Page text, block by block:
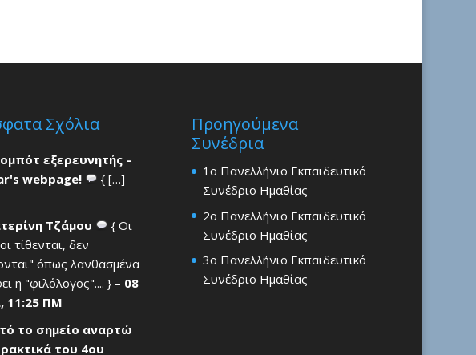
Σχόλια
εξερευνητής –
webpage!
{ […]
Τζάμου
{ Οι
τίθενται, δεν
όπως λανθασμένα
η "φιλόλογος".... } – 08
11:25 ΠΜ
το σημείο αναρτώ
του 4ου
Προηγούμενα
Συνέδρια
1ο Πανελλήνιο Εκπαιδευτικό
Συνέδριο Ημαθίας
2ο Πανελλήνιο Εκπαιδευτικό
Συνέδριο Ημαθίας
3ο Πανελλήνιο Εκπαιδευτικό
Συνέδριο Ημαθίας